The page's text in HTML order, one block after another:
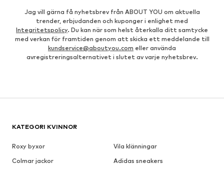
Jag vill gärna få nyhetsbrev från ABOUT YOU om aktuella
trender, erbjudanden och kuponger i enlighet med
Integritetspolicy. Du kan när som helst återkalla ditt samtycke
med verkan för framtiden genom att skicka ett meddelande till
kundservice@aboutyou.com eller använda
avregistreringsalternativet i slutet av varje nyhetsbrev.
KATEGORI KVINNOR
Roxy byxor
Vila klänningar
Colmar jackor
Adidas sneakers